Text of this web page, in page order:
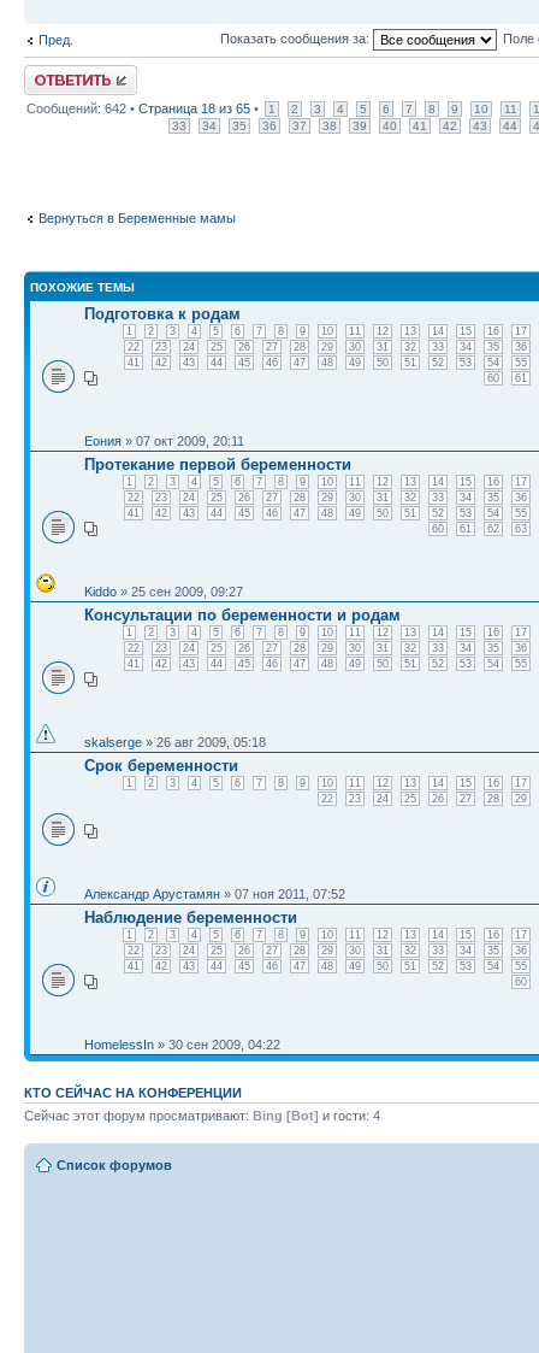
Пред. Показать сообщения за: Поле
Ответить
Сообщений: 642 • Страница 18 из 65 • 1 2 3 4 5 6 7 8 9 10 11
33
34 35 36 37 38 39 40 41 42 43 44
Вернуться в Беременные мамы
ПОХОЖИЕ ТЕМЫ
Подготовка к родам
1 2 3 4 5 6 7 8 9 10 11 12 13 14 15 16
17
22
23 24 25 26 27 28 29 30 31 32 33 34 35
36
41
42 43 44 45 46 47 48 49 50 51 52 53 54
55
60
61
Еония » 07 окт 2009, 20:11
Протекание первой беременности
1 2 3 4 5 6 7 8 9 10 11 12 13 14 15 16
17
22
23 24 25 26 27 28 29 30 31 32 33 34 35
36
41
42 43 44 45 46 47 48 49 50 51 52 53 54
55
60
61 62 63
Kiddo » 25 сен 2009, 09:27
Консультации по беременности и родам
1 2 3 4 5 6 7 8 9 10 11 12 13 14 15 16
17
22
23 24 25 26 27 28 29 30 31 32 33 34 35
36
41
42 43 44 45 46 47 48 49 50 51 52 53 54 55
skalserge » 26 авг 2009, 05:18
Срок беременности
1 2 3 4 5 6 7 8 9 10 11 12 13 14 15 16
17
22
23 24 25 26 27 28 29
Александр Арустамян » 07 ноя 2011, 07:52
Наблюдение беременности
1 2 3 4 5 6 7 8 9 10 11 12 13 14 15 16
17
22
23 24 25 26 27 28 29 30 31 32 33 34 35
36
41
42 43 44 45 46 47 48 49 50 51 52 53 54
55
60
HomelessIn » 30 сен 2009, 04:22
КТО СЕЙЧАС НА КОНФЕРЕНЦИИ
Сейчас этот форум просматривают: Bing [Bot] и гости: 4
Список форумов